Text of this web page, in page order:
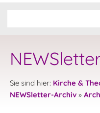
Sie sind hier: Kirche &
NEWSletter-Archiv »